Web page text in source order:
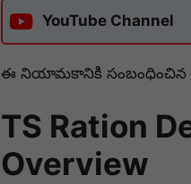
YouTube Channel
ఈ నియామకానికి సంబంధించిన
TS Ration
Overview